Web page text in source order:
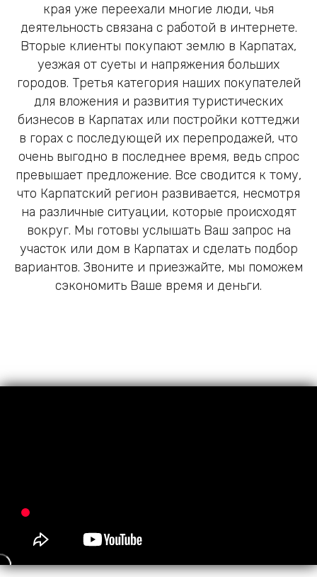
края уже переехали многие люди, чья
деятельность связана с работой в интернете.
Вторые клиенты покупают землю в Карпатах,
уезжая от суеты и напряжения больших
городов. Третья категория наших покупателей
для вложения и развития туристических
бизнесов в Карпатах или постройки коттеджи
в горах с последующей их перепродажей, что
очень выгодно в последнее время, ведь спрос
превышает предложение. Все сводится к тому,
что Карпатский регион развивается, несмотря
на различные ситуации, которые происходят
вокруг. Мы готовы услышать Ваш запрос на
участок или дом в Карпатах и сделать подбор
вариантов. Звоните и приезжайте, мы поможем
сэкономить Ваше время и деньги.